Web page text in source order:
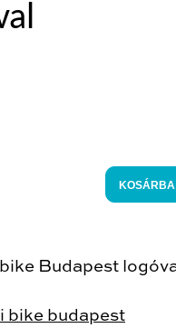
bike Budapest
i bike budapest